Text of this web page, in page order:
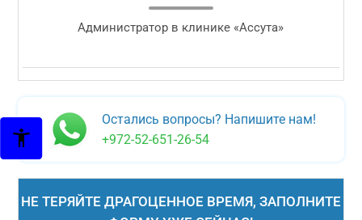
Администратор в клинике «Ассута»
Остались вопросы? Напишите нам!
+972-52-651-26-54
НЕ ТЕРЯЙТЕ ДРАГОЦЕННОЕ ВРЕМЯ, ЗАПОЛНИТЕ